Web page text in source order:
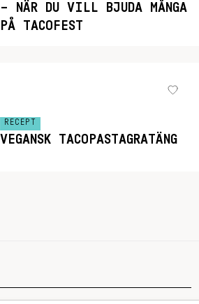
– NÄR DU VILL BJUDA MÅNGA
PÅ TACOFEST
RECEPT
VEGANSK TACOPASTAGRATÄNG